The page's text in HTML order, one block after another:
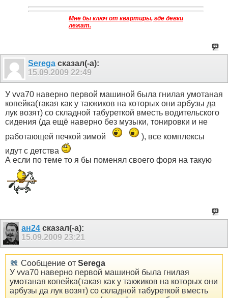
Мне бы ключ от квартиры, где девки
лежат.
Serega сказал(-а):
15.09.2009 22:49
У vva70 наверно первой машиной была гнилая умотаная
копейка(такая как у такжиков на которых они арбузы да
лук возят) со складной табуреткой вместь водительского
сидения (да ещё наверно без музыки, тонировки и не
работающей печкой зимой
), все комплексы
идут с детства
А если по теме то я бы поменял своего форя на такую
ан24 сказал(-а):
15.09.200923:21
Сообщение от Serega
У vva70 наверно первой машиной была гнилая
умотаная копейка(такая как у такжиков на которых они
арбузы да лук возят) со складной табуреткой вместь